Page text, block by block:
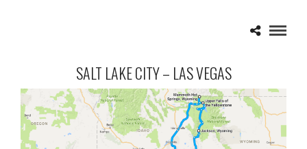
SALT LAKE CITY – LAS VEGAS